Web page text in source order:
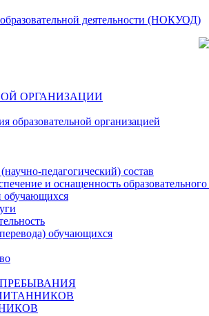
деятельности (НОКУОД)
ОРГАНИЗАЦИИ
образовательной организацией
педагогический) состав
и оснащенность образовательного
обучающихся
обучающихся